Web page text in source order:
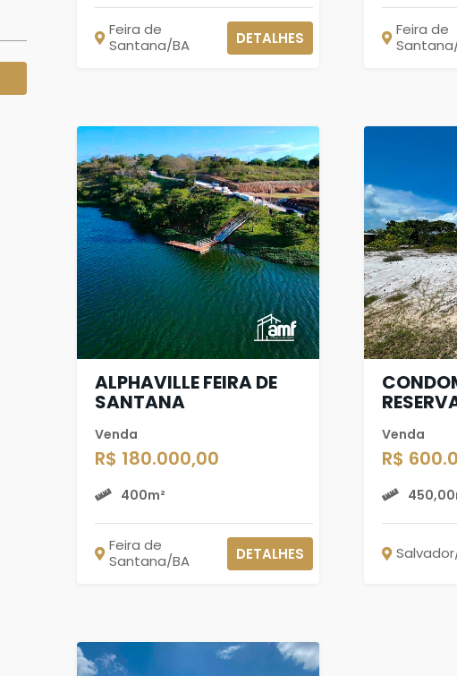
Feira de
Santana/BA
DETALHES
Feira de
ALPHAVILLE FEIRA DE
SANTANA
Venda
R$ 180.000,00
400m²
Feira de
Santana/BA
DETALHES
Venda
R$